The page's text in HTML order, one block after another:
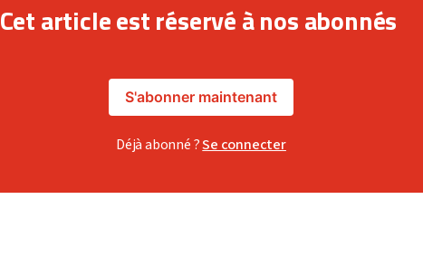
Cet article est réservé à nos abonnés
S'abonner maintenant
Déjà abonné ?Se connecter